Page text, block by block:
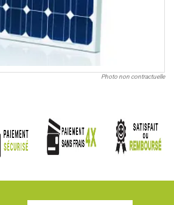
Photo non contractuelle